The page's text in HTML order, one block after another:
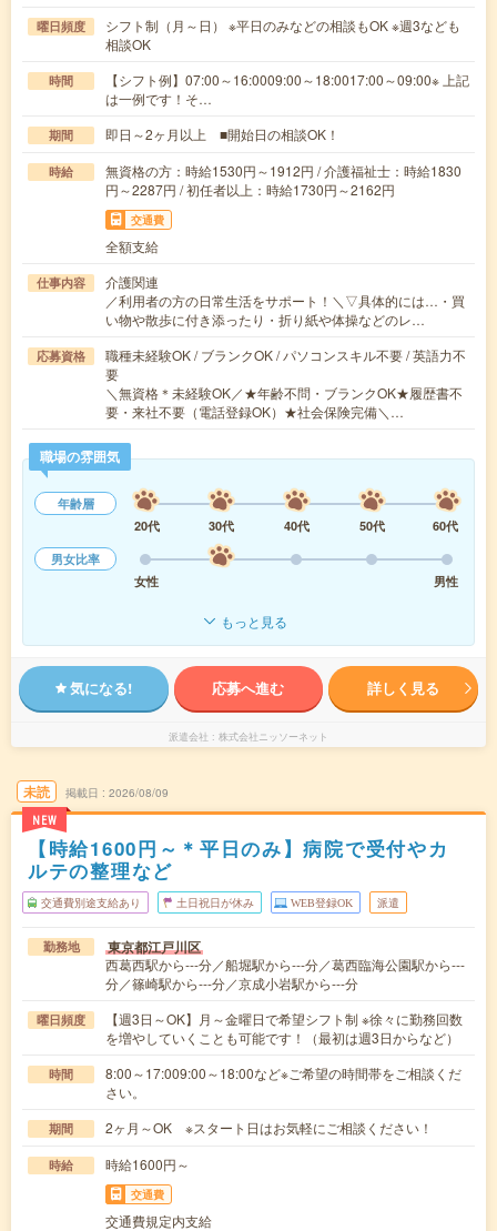
曜日頻度
シフト制（月～日） ※平日のみなどの相談もOK ※週3なども
相談OK
時間
【シフト例】07:00～16:0009:00～18:0017:00～09:00※ 上記
は一例です！そ…
期間 即日～2ヶ月以上 ■開始日の相談OK！
時給
無資格の方：時給1530円～1912円 / 介護福祉士：時給1830
円～2287円 / 初任者以上：時給1730円～2162円
交通費
全額支給
仕事内容
介護関連
／利用者の方の日常生活をサポート！＼▽具体的には…・買
い物や散歩に付き添ったり・折り紙や体操などのレ…
応募資格
職種未経験OK / ブランクOK / パソコンスキル不要 / 英語力不
要
＼無資格＊未経験OK／★年齢不問・ブランクOK★履歴書不
要・来社不要（電話登録OK）★社会保険完備＼…
職場の雰囲気
年齢層
20代
30代 40代 50代
60代
男女比率
女性
男性
もっと見る
気になる! 応募へ進む 詳しく見る
派遣会社 株式会社ニッソーネット
未読
NEW
掲載日 2026/08/09
【時給1600円～＊平日のみ】病院で受付やカ
ルテの整理など
交通費別途支給あり 土日祝日が休み WEB登録OK 派遣
勤務地 東京都江戸川区
西葛西駅から---分／船堀駅から---分／葛西臨海公園駅から---
分／篠崎駅から---分／京成小岩駅から---分
曜日頻度
【週3日～OK】月～金曜日で希望シフト制 ※徐々に勤務回数
を増やしていくことも可能です！（最初は週3日からなど）
時間
8:00～17:009:00～18:00など※ご希望の時間帯をご相談くだ
さい。
期間 2ヶ月～OK ※スタート日はお気軽にご相談ください！
時給 時給1600円～
交通費
交通費規定内支給